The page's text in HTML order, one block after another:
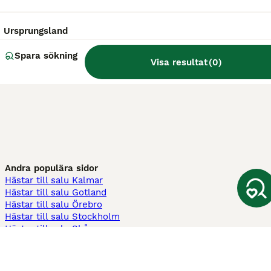
Ursprungsland
Spara sökning
Visa resultat(0)
Andra populära sidor
Hästar till salu Kalmar
Hästar till salu Gotland
Hästar till salu Örebro
Hästar till salu Stockholm
Hästar till salu Skåne